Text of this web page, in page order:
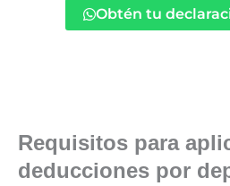
Obtén tu
Requisitos para
deducciones por